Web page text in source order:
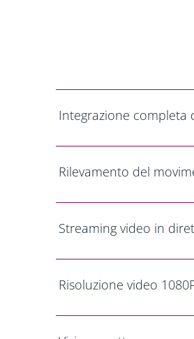
Integrazione completa
Rilevamento del
Streaming video in
Risoluzione video